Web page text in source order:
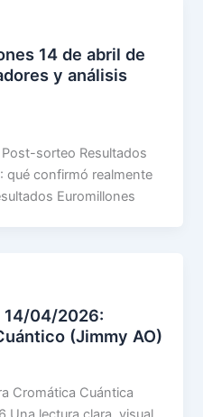
14 de abril de
y análisis
Post-sorteo Resultados
qué confirmó realmente
Euromillones
14/04/2026:
(Jimmy AO)
Cromática Cuántica